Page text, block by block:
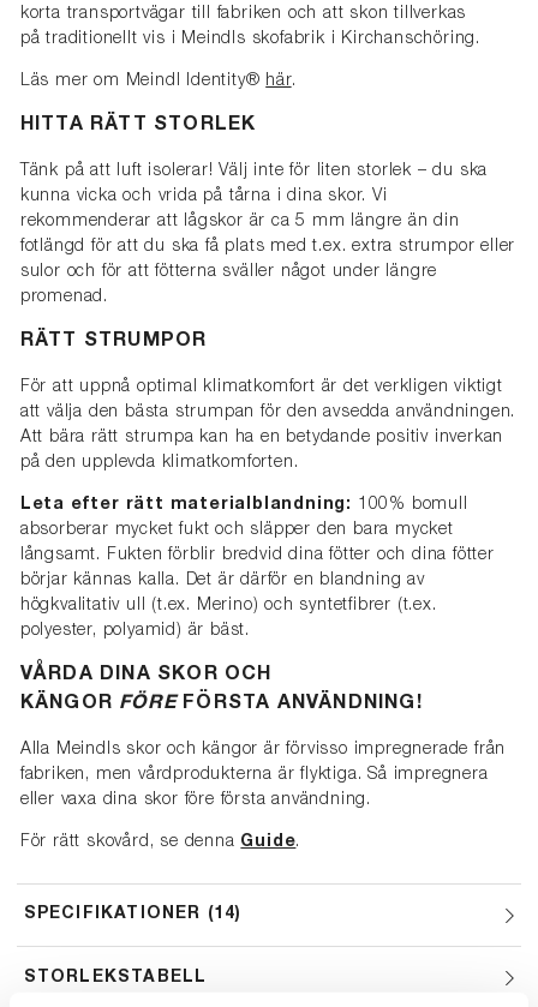
korta transportvägar till fabriken och att skon tillverkas
på traditionellt vis i Meindls skofabrik i Kirchanschöring.
Läs mer om Meindl Identity® här.
HITTA RÄTT STORLEK
Tänk på att luft isolerar! Välj inte för liten storlek – du ska
kunna vicka och vrida på tårna i dina skor. Vi
rekommenderar att lågskor är ca 5 mm längre än din
fotlängd för att du ska få plats med t.ex. extra strumpor eller
sulor och för att fötterna sväller något under längre
promenad.
RÄTT STRUMPOR
För att uppnå optimal klimatkomfort är det verkligen viktigt
att välja den bästa strumpan för den avsedda användningen.
Att bära rätt strumpa kan ha en betydande positiv inverkan
på den upplevda klimatkomforten.
Leta efter rätt materialblandning:
100% bomull
absorberar mycket fukt och släpper den bara mycket
långsamt. Fukten förblir bredvid dina fötter och dina fötter
börjar kännas kalla. Det är därför en blandning av
högkvalitativ ull (t.ex. Merino) och syntetfibrer (t.ex.
polyester, polyamid) är bäst.
VÅRDA DINA SKOR OCH
KÄNGOR FÖRE FÖRSTA ANVÄNDNING!
Alla Meindls skor och kängor är förvisso impregnerade från
fabriken, men vårdprodukterna är flyktiga. Så impregnera
eller vaxa dina skor före första användning.
För rätt skovård, se denna Guide.
SPECIFIKATIONER 14
STORLEKSTABELL